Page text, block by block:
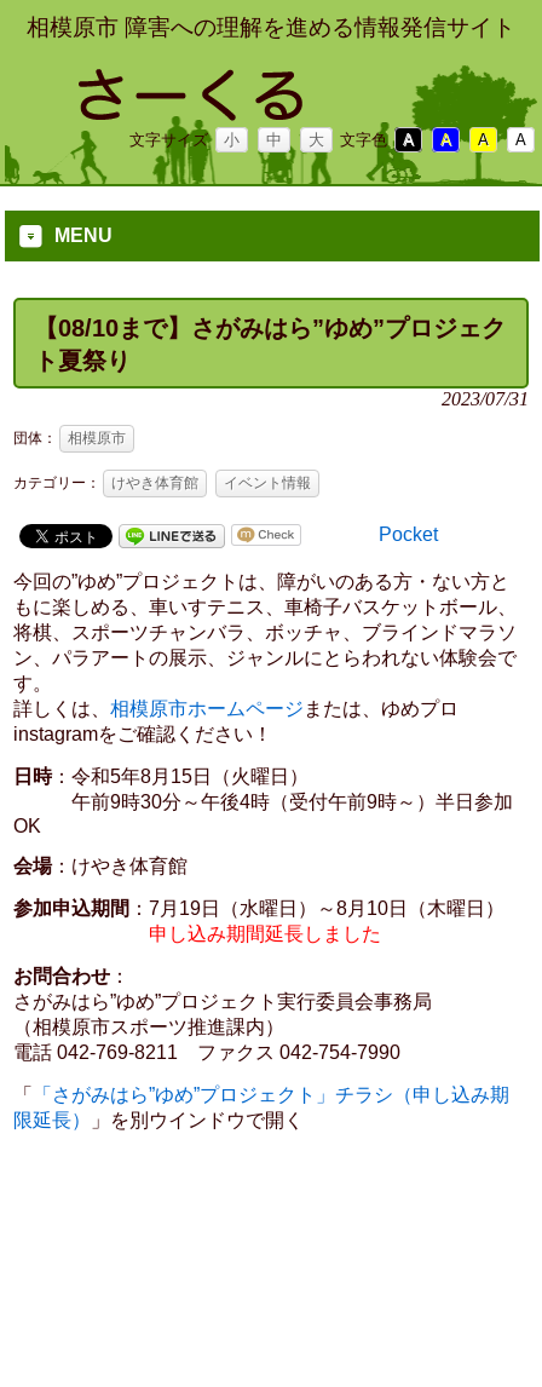
相模原市 障害への理解を進める情報発信サイト
文字サイズ 小 中 大 文字色 A A A A
MENU
【08/10まで】さがみはら”ゆめ”プロジェク
ト夏祭り
2023/07/31
団体： 相模原市
カテゴリー： けやき体育館 イベント情報
Pocket
今回の”ゆめ”プロジェクトは、障がいのある方・ない方と
もに楽しめる、車いすテニス、車椅子バスケットボール、
将棋、スポーツチャンバラ、ボッチャ、ブラインドマラソ
ン、パラアートの展示、ジャンルにとらわれない体験会で
す。
詳しくは、相模原市ホームページ または、ゆめプロ
instagramをご確認ください！
日時：令和5年8月15日（火曜日）
午前9時30分～午後4時（受付午前9時～）半日参加
OK
会場：けやき体育館
参加申込期間 ：7月19日（水曜日）～8月10日（木曜日）
申し込み期間延長しました
お問合わせ ：
さがみはら”ゆめ”プロジェクト実行委員会事務局
（相模原市スポーツ推進課内）
電話 042-769-8211 ファクス 042-754-7990
「
「さがみはら”ゆめ”プロジェクト」チラシ（申し込み期
限延長）
」を別ウインドウで開く